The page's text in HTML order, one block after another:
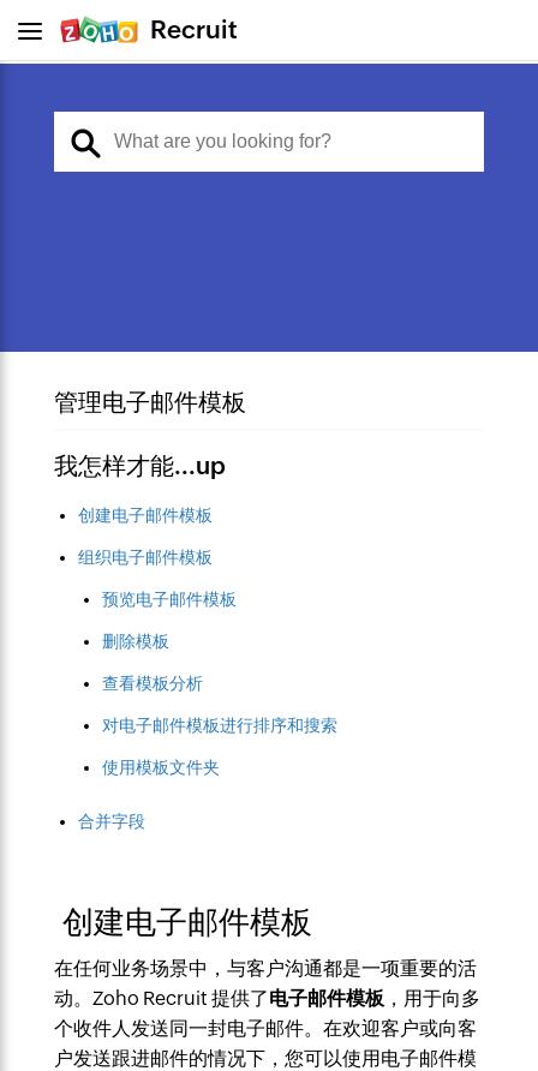
Recruit
管理电子邮件模板
我怎样才能...up
创建电子邮件模板
组织电子邮件模板
预览电子邮件模板
删除模板
查看模板分析
对电子邮件模板进行排序和搜索
使用模板文件夹
合并字段
创建电子邮件模板
在任何业务场景中，与客户沟通都是一项重要的活
动。Zoho Recruit 提供了电子邮件模板，用于向多
个收件人发送同一封电子邮件。在欢迎客户或向客
户发送跟进邮件的情况下，您可以使用电子邮件模